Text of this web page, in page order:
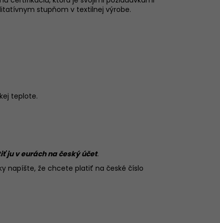
stupňom v textilnej výrobe.
teplote.
ju v eurách na český účet.
napíšte, že chcete platiť na české číslo